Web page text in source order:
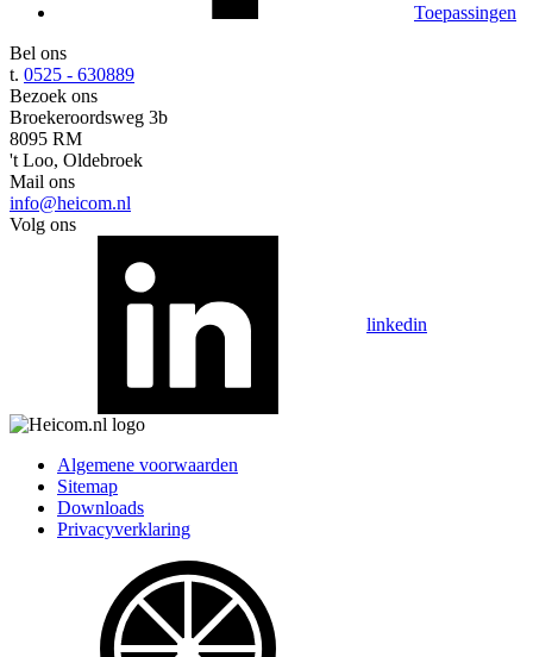
Toepassingen
Bel ons
t. 0525 - 630889
Bezoek ons
Broekeroordsweg 3b
8095 RM
't Loo, Oldebroek
Mail ons
info@heicom.nl
Volg ons
linkedin
Algemene voorwaarden
Sitemap
Downloads
Privacyverklaring